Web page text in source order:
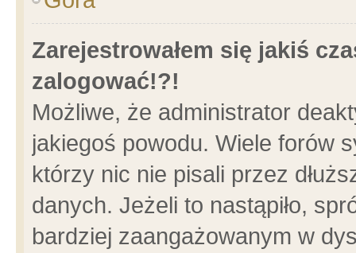
Zarejestrowałem się jakiś
zalogować!?!
Możliwe, że administrator
jakiegoś powodu. Wiele forów
którzy nic nie pisali przez
danych. Jeżeli to nastąpiło,
bardziej zaangażowanym w